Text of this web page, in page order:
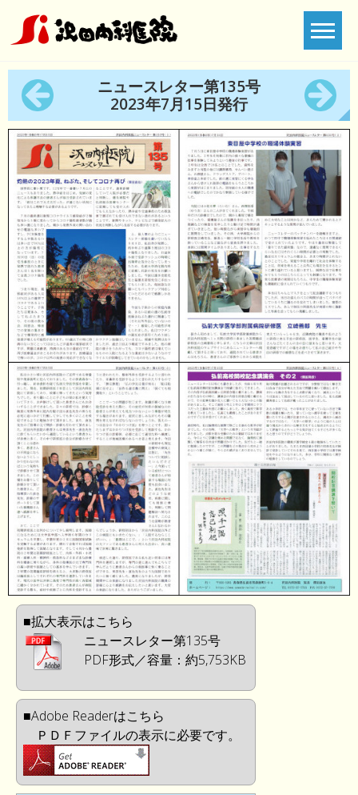
content
ニュースレター第135号
2023年7月15日発行
■拡大表示はこちら
ニュースレター第135号
PDF形式／容量：約5,753KB
■Adobe Readerはこちら
ＰＤＦファイルの表示に必要です。